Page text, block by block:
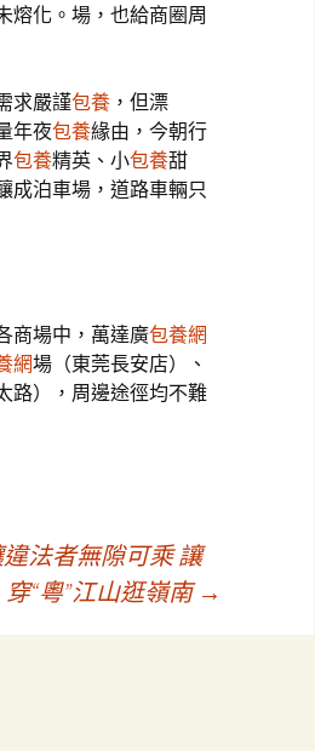
熔化。場，也給商圈周
求嚴謹包養 ，但漂
年夜包養緣由，今朝行
包養精英、小包養甜
成泊車場，道路車輛只
商場中，萬達廣包養網
網場（東莞長安店）、
路），周邊途徑均不難
法者無隙可乘 讓
“粵”江山逛嶺南→